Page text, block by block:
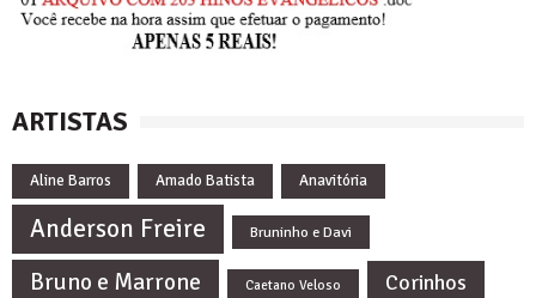
ARTISTAS
Aline Barros Amado Batista Anavitória
Anderson Freire Bruninho e Davi
Bruno e Marrone Caetano Veloso Corinhos